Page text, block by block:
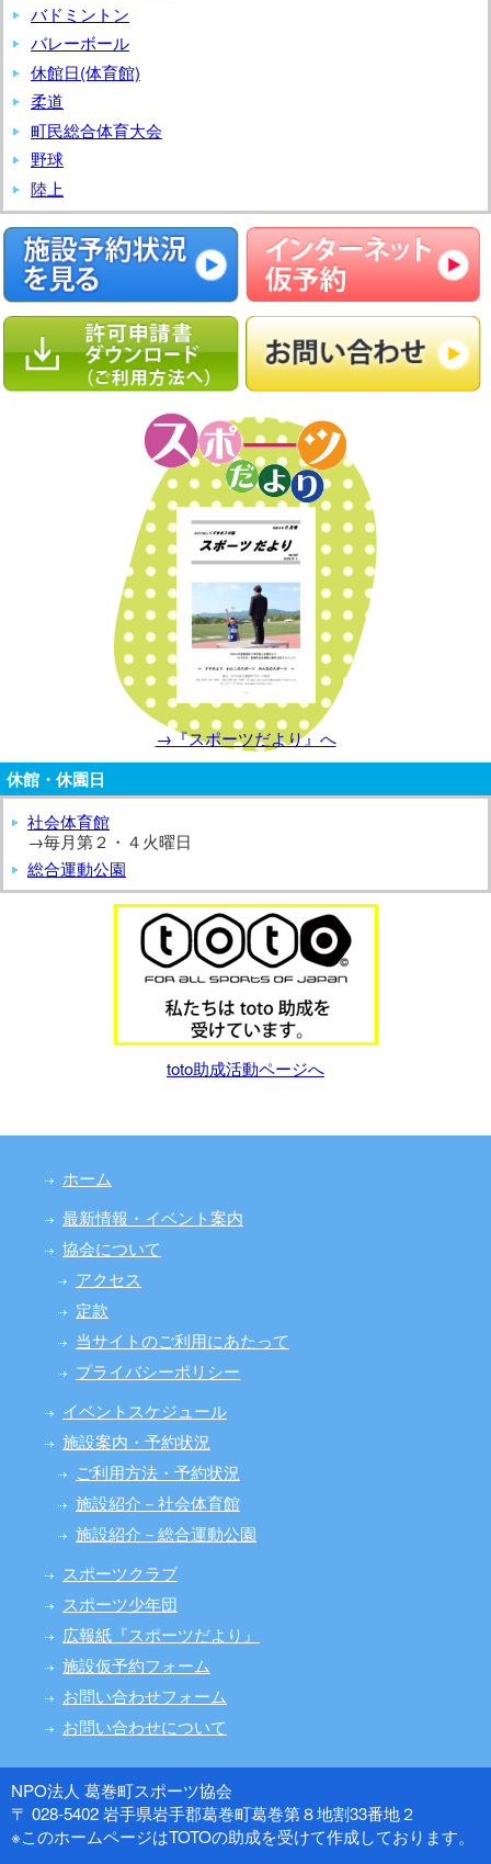
室 バドミントン
バレーボール
休館日(体育館)
柔道
町民総合体育大会
野球
陸上
→『スポーツだより』へ
休館・休園日
社会体育館
→毎月第２・４火曜日
総合運動公園
toto助成活動ページへ
ホーム
最新情報・イベント案内
協会について
アクセス
定款
当サイトのご利用にあたって
プライバシーポリシー
イベントスケジュール
施設案内・予約状況
ご利用方法・予約状況
施設紹介－社会体育館
施設紹介－総合運動公園
スポーツクラブ
スポーツ少年団
広報紙『スポーツだより』
施設仮予約フォーム
お問い合わせフォーム
お問い合わせについて
NPO法人 葛巻町スポーツ協会
〒 028-5402 岩手県岩手郡葛巻町葛巻第８地割33番地２
※このホームページはTOTOの助成を受けて作成しております。